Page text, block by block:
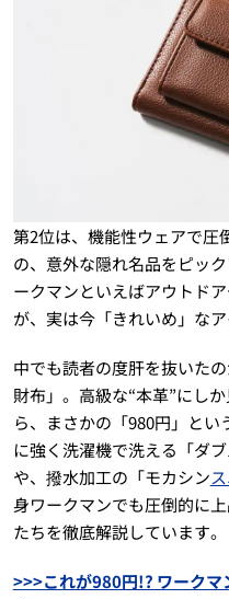
第2位は、機能性ウェアで圧
の、意外な隠れ名品をピッ
ークマンといえばアウトド
が、実は今「きれいめ」な
中でも読者の度肝を抜いた
財布」。高級な“本革”にし
ら、まさかの「980円」と
に強く洗濯機で洗える「ダ
や、撥水加工の「モカシン
身ワークマンでも圧倒的に
たちを徹底解説しています。
>>>これが980円!? ワークマ